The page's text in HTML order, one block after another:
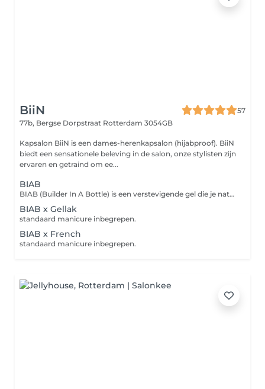
BiiN
57
77b, Bergse Dorpstraat Rotterdam 3054GB
Kapsalon BiiN is een dames-herenkapsalon (hijabproof). BiiN
biedt een sensationele beleving in de salon, onze stylisten zijn
ervaren en getraind om ee...
BIAB
BIAB (Builder In A Bottle) is een verstevigende gel die je natuurlijke nagels helpt groeien en beschermt tegen scheuren of breken. standaard manicure inbegrepen.
BIAB x Gellak
standaard manicure inbegrepen.
BIAB x French
standaard manicure inbegrepen.